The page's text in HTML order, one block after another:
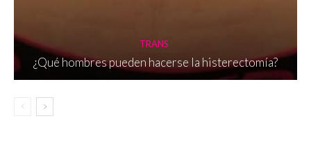
TRANS
¿Qué hombres pueden hacerse la histerectomía?